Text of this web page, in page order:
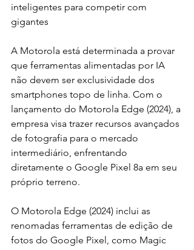
inteligentes para competir com
gigantes
A Motorola está determinada a provar
que ferramentas alimentadas por IA
não devem ser exclusividade dos
smartphones topo de linha. Com o
lançamento do Motorola Edge (2024), a
empresa visa trazer recursos avançados
de fotografia para o mercado
intermediário, enfrentando
diretamente o Google Pixel 8a em seu
próprio terreno.
O Motorola Edge (2024) inclui as
renomadas ferramentas de edição de
fotos do Google Pixel, como Magic